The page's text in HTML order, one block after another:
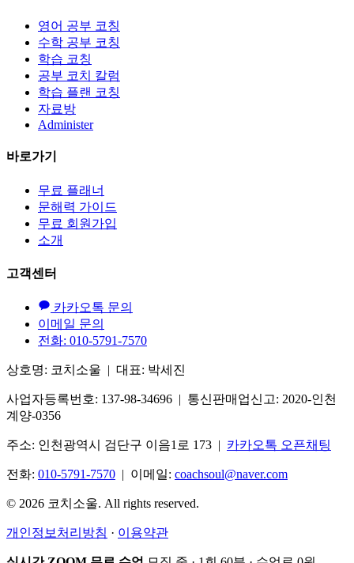
영어 공부 코칭
수학 공부 코칭
학습 코칭
공부 코치 칼럼
학습 플랜 코칭
자료방
Administer
바로가기
무료 플래너
문해력 가이드
무료 회원가입
소개
고객센터
카카오톡 문의
이메일 문의
전화: 010-5791-7570
상호명: 코치소울 | 대표: 박세진
사업자등록번호: 137-98-34696 | 통신판매업신고: 2020-인천
계양-0356
주소: 인천광역시 검단구 이음1로 173 | 카카오톡 오픈채팅
전화: 010-5791-7570 | 이메일: coachsoul@naver.com
© 2026 코치소울. All rights reserved.
개인정보처리방침 · 이용약관